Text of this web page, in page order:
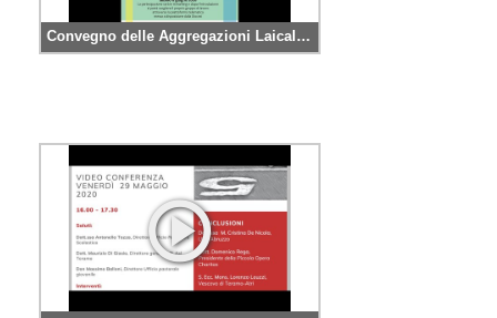
Convegno delle Aggregazioni Laicali – Presentazione e Relazione Introduttiva